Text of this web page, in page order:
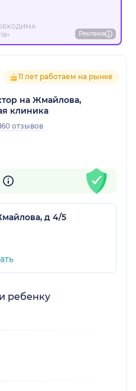
Реклама
11 лет работаем на рынке
на Жмайлова,
клиника
отзывов
д 4/5
ребенку